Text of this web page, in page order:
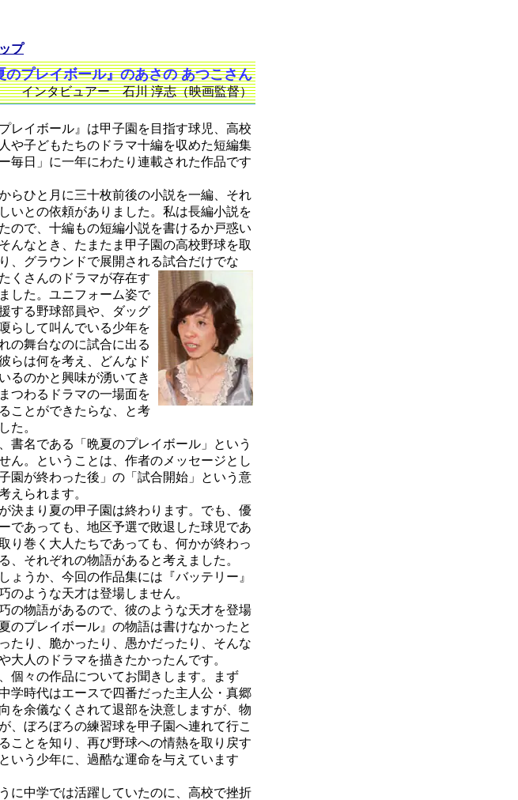
プ
のプレイボール』のあさの あつこさん
インタビュアー 石川 淳志（映画監督）
イボール』は甲子園を目指す球児、高校
や子どもたちのドラマ十編を収めた短編集
毎日」に一年にわたり連載された作品です
らひと月に三十枚前後の小説を一編、それ
いとの依頼がありました。私は長編小説を
ので、十編もの短編小説を書けるか戸惑い
んなとき、たまたま甲子園の高校野球を取
、グラウンドで展開される試合だけでな
くさんのドラマが存在す
した。ユニフォーム姿で
する野球部員や、ダッグ
らして叫んでいる少年を
の舞台なのに試合に出る
らは何を考え、どんなド
るのかと興味が湧いてき
つわるドラマの一場面を
ことができたらな、と考
た。
名である「晩夏のプレイボール」という
ん。ということは、作者のメッセージとし
園が終わった後」の「試合開始」という意
えられます。
決まり夏の甲子園は終わります。でも、優
であっても、地区予選で敗退した球児であ
り巻く大人たちであっても、何かが終わっ
、それぞれの物語があると考えました。
うか、今回の作品集には『バッテリー』
のような天才は登場しません。
の物語があるので、彼のような天才を登場
のプレイボール』の物語は書けなかったと
たり、脆かったり、愚かだったり、そんな
大人のドラマを描きたかったんです。
々の作品についてお聞きします。まず
学時代はエースで四番だった主人公・真郷
を余儀なくされて退部を決意しますが、物
、ぼろぼろの練習球を甲子園へ連れて行こ
ことを知り、再び野球への情熱を取り戻す
いう少年に、過酷な運命を与えています
に中学では活躍していたのに、高校で挫折